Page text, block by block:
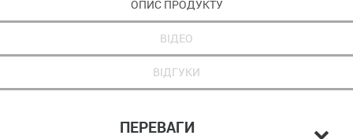
ОПИС ПРОДУКТУ
ВІДЕО
ВІДГУКИ
ПЕРЕВАГИ